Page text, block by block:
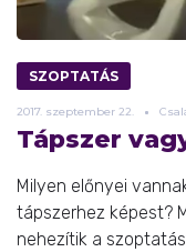
SZOPTATÁS
2017. szeptember 22.
Tápszer
Milyen előnyei
tápszerhez képest?
nehezítik a